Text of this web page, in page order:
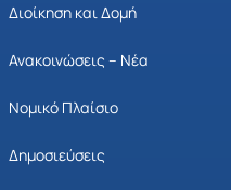
Διοίκηση και Δομή
Ανακοινώσεις – Νέα
Νομικό Πλαίσιο
Δημοσιεύσεις